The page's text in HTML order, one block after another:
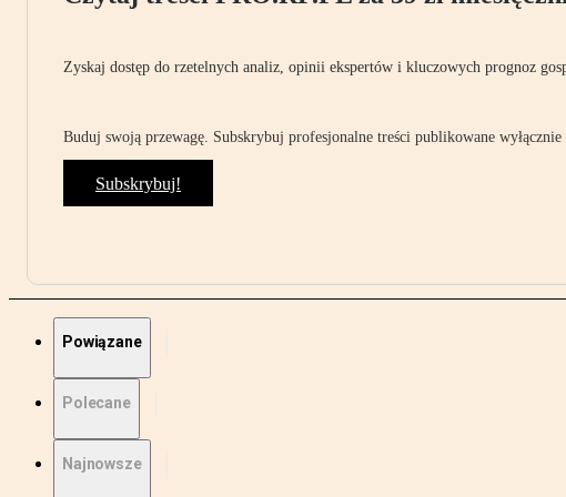
Zyskaj dostęp do rzetelnych analiz, opinii ekspertów i kluczowych prognoz
Buduj swoją przewagę. Subskrybuj profesjonalne treści publikowane
Subskrybuj!
Powiązane
Polecane
Najnowsze